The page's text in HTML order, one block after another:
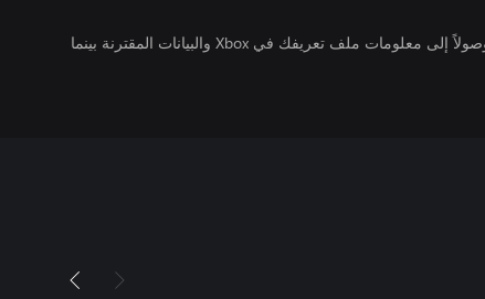
يتلقى ناشرو الألعاب التي تقوم بتشغيلها وصولاً إلى معلومات ملف تعريفك في Xbox والبيانات المقترنة بينما